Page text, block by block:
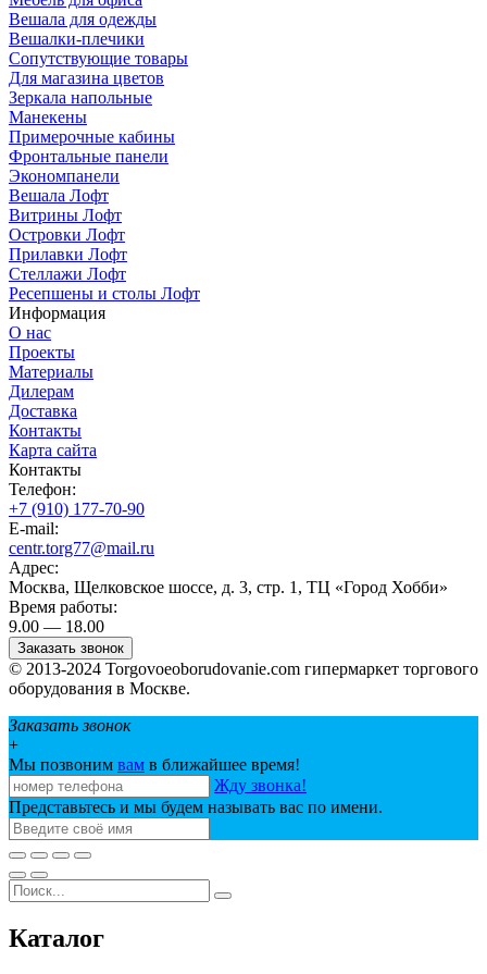
Вешала для одежды
Вешалки-плечики
Сопутствующие товары
Для магазина цветов
Зеркала напольные
Манекены
Примерочные кабины
Фронтальные панели
Экономпанели
Вешала Лофт
Витрины Лофт
Островки Лофт
Прилавки Лофт
Стеллажи Лофт
Ресепшены и столы Лофт
Информация
О нас
Проекты
Материалы
Дилерам
Доставка
Контакты
Карта сайта
Контакты
Телефон:
+7 (910) 177-70-90
E-mail:
centr.torg77@mail.ru
Адрес:
Москва, Щелковское шоссе, д. 3, стр. 1, ТЦ «Город Хобби»
Время работы:
9.00 — 18.00
Заказать звонок
© 2013-2024 Torgovoeoborudovanie.com гипермаркет торгового
оборудования в Москве.
Заказать звонок
+
Мы позвоним вам в ближайшее время!
Жду звонка!
Представьтесь и мы будем называть вас по имени.
Каталог